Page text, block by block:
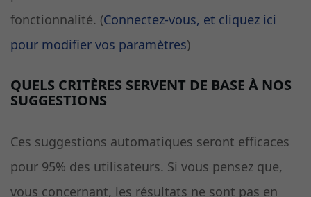
fonctionnalité. (Connectez-vous, et cliquez ici
pour modifier vos paramètres)
QUELS CRITÈRES SERVENT DE BASE À NOS
SUGGESTIONS
Ces suggestions automatiques seront efficaces
pour 95% des utilisateurs. Si vous pensez que,
vous concernant, les résultats ne sont pas en